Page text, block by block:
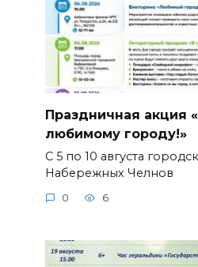
Праздничная акция
любимому городу!»
С 5 по 10 августа
Набережных Челнов
0 6